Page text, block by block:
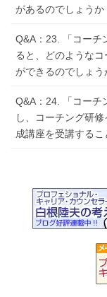
があるのでしょうか
Q&A：23. 「コーチ
ると、どのような
ができるのでしょう
Q&A：24. 「コーチ
し、コーチング研
成講座を受講する